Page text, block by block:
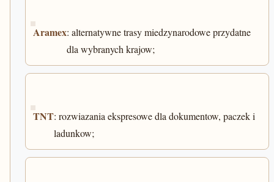
Aramex: alternatywne trasy miedzynarodowe przydatne
dla wybranych krajow;
TNT: rozwiazania ekspresowe dla dokumentow, paczek i
ladunkow;